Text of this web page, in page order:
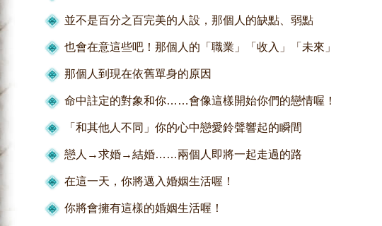
並不是百分之百完美的人設，那個人的缺點、弱點
也會在意這些吧！那個人的「職業」「收入」「未來」
那個人到現在依舊單身的原因
命中註定的對象和你……會像這樣開始你們的戀情喔！
「和其他人不同」你的心中戀愛鈴聲響起的瞬間
戀人→求婚→結婚……兩個人即將一起走過的路
在這一天，你將邁入婚姻生活喔！
你將會擁有這樣的婚姻生活喔！